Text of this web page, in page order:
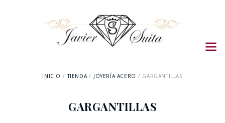
INICIO TIENDA JOYERÍA ACERO GARGANTILLAS
GARGANTILLAS